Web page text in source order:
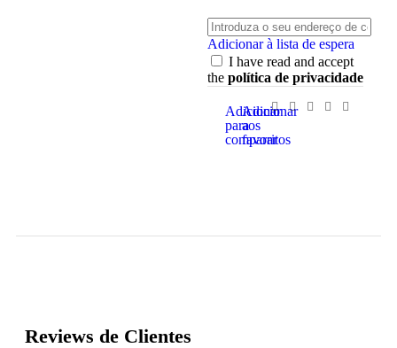
Adicionar à lista de espera
I have read and accept
the política de privacidade
Adicionar
para
comparar
Adicionar
aos
favoritos
Reviews de Clientes